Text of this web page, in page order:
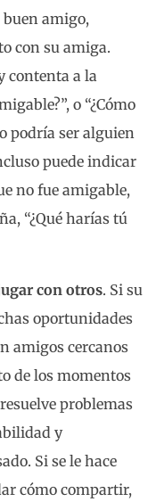
buen amigo,
con su amiga.
contenta a la
o “¿Cómo
podría ser alguien
puede indicar
no fue amigable,
“¿Qué harías tú
con otros. Si su
oportunidades
amigos cercanos
de los momentos
problemas
y
Si se le hace
cómo compartir,